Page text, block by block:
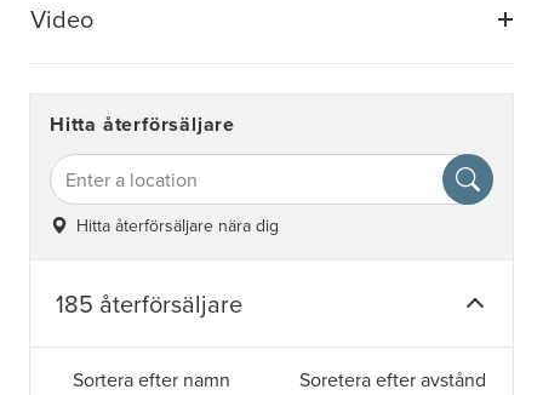
Video
Hitta återförsäljare
Hitta återförsäljare nära dig
185 återförsäljare
Sortera efter namn Soretera efter avstånd